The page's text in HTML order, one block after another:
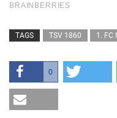
TAGS TSV 1860 1. FC
0